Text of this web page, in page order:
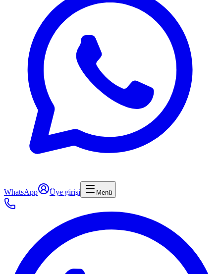
WhatsApp Üye girişi Menü